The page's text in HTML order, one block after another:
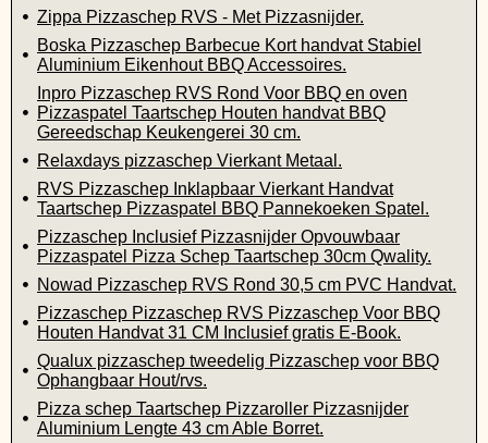
Zippa Pizzaschep RVS - Met Pizzasnijder.
Boska Pizzaschep Barbecue Kort handvat Stabiel
Aluminium Eikenhout BBQ Accessoires.
Inpro Pizzaschep RVS Rond Voor BBQ en oven
Pizzaspatel Taartschep Houten handvat BBQ
Gereedschap Keukengerei 30 cm.
Relaxdays pizzaschep Vierkant Metaal.
RVS Pizzaschep Inklapbaar Vierkant Handvat
Taartschep Pizzaspatel BBQ Pannekoeken Spatel.
Pizzaschep Inclusief Pizzasnijder Opvouwbaar
Pizzaspatel Pizza Schep Taartschep 30cm Qwality.
Nowad Pizzaschep RVS Rond 30,5 cm PVC Handvat.
Pizzaschep Pizzaschep RVS Pizzaschep Voor BBQ
Houten Handvat 31 CM Inclusief gratis E-Book.
Qualux pizzaschep tweedelig Pizzaschep voor BBQ
Ophangbaar Hout/rvs.
Pizza schep Taartschep Pizzaroller Pizzasnijder
Aluminium Lengte 43 cm Able Borret.